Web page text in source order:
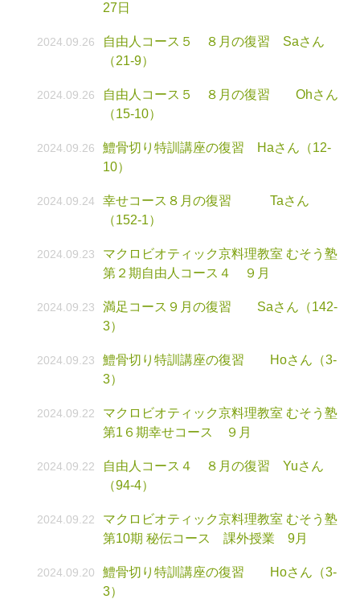
27日
2024.09.26
自由人コース５ ８月の復習 Saさん
（21-9）
2024.09.26
自由人コース５ ８月の復習 Ohさん
（15-10）
2024.09.26
鱧骨切り特訓講座の復習 Haさん（12-
10）
2024.09.24
幸せコース８月の復習 Taさん
（152-1）
2024.09.23
マクロビオティック京料理教室 むそう塾
第２期自由人コース４ ９月
2024.09.23
満足コース９月の復習 Saさん（142-
3）
2024.09.23
鱧骨切り特訓講座の復習 Hoさん（3-
3）
2024.09.22
マクロビオティック京料理教室 むそう塾
第1６期幸せコース ９月
2024.09.22
自由人コース４ ８月の復習 Yuさん
（94-4）
2024.09.22
マクロビオティック京料理教室 むそう塾
第10期 秘伝コース 課外授業 9月
2024.09.20
鱧骨切り特訓講座の復習 Hoさん（3-
3）